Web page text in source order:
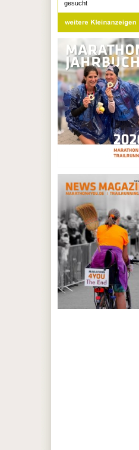
gesucht